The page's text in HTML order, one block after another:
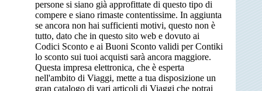
persone si siano già approfittate di questo tipo di
compere e siano rimaste contentissime. In aggiunta
se ancora non hai sufficienti motivi, questo non è
tutto, dato che in questo sito web e dovuto ai
Codici Sconto e ai Buoni Sconto validi per Contiki
lo sconto sui tuoi acquisti sarà ancora maggiore.
Questa impresa elettronica, che è esperta
nell'ambito di Viaggi, mette a tua disposizione un
gran catalogo di vari articoli di Viaggi che potrai